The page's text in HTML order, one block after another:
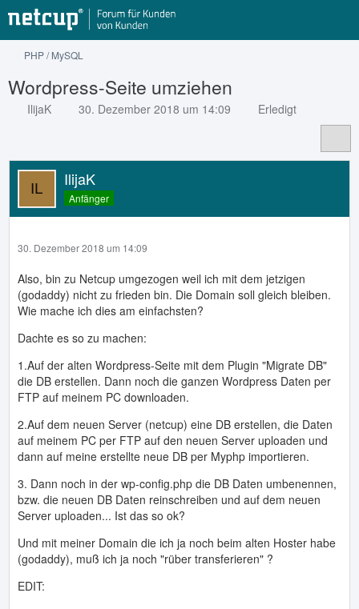
PHP / MySQL
Wordpress-Seite umziehen
IlijaK 30. Dezember 2018 um 14:09 Erledigt
IlijaK
Anfänger
30. Dezember 2018 um 14:09
Also, bin zu Netcup umgezogen weil ich mit dem jetzigen
(godaddy) nicht zu frieden bin. Die Domain soll gleich bleiben.
Wie mache ich dies am einfachsten?
Dachte es so zu machen:
1.Auf der alten Wordpress-Seite mit dem Plugin "Migrate DB"
die DB erstellen. Dann noch die ganzen Wordpress Daten per
FTP auf meinem PC downloaden.
2.Auf dem neuen Server (netcup) eine DB erstellen, die Daten
auf meinem PC per FTP auf den neuen Server uploaden und
dann auf meine erstellte neue DB per Myphp importieren.
3. Dann noch in der wp-config.php die DB Daten umbenennen,
bzw. die neuen DB Daten reinschreiben und auf dem neuen
Server uploaden... Ist das so ok?
Und mit meiner Domain die ich ja noch beim alten Hoster habe
(godaddy), muß ich ja noch "rüber transferieren" ?
EDIT: